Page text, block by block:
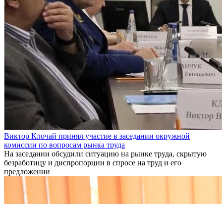
Виктор Клочай принял участие в заседании окружной
комиссии по вопросам рынка труда
На заседании обсудили ситуацию на рынке труда, скрытую
безработицу и диспропорции в спросе на труд и его
предложении